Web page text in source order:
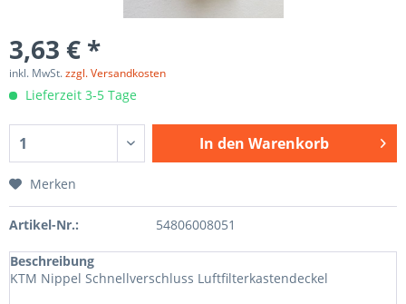
3,63 € *
inkl. MwSt.zzgl. Versandkosten
Lieferzeit 3-5 Tage
In den Warenkorb
Merken
Artikel-Nr.: 54806008051
Beschreibung
KTM Nippel Schnellverschluss Luftfilterkastendeckel